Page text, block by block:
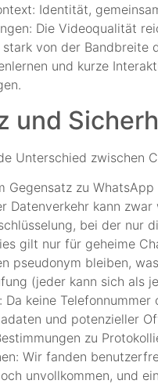
Identität,
Die Videoqualität
von der Bandbreite
und kurze
und
Unterschied zwischen
Gegensatz zu
Datenverkehr kann
bei der nur
gilt nur für geheime
pseudonym bleiben,
(jeder kann sich als
Da keine
und potenzieller
zu
Wir fanden
unvollkommen, und